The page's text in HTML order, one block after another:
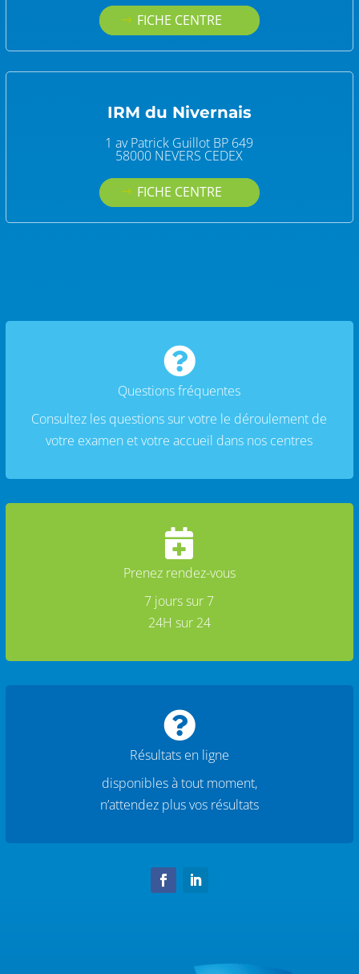
FICHE CENTRE
IRM du Nivernais
1 av Patrick Guillot BP 649
58000 NEVERS CEDEX
FICHE CENTRE

Questions fréquentes
Consultez les questions sur votre le déroulement de
votre examen et votre accueil dans nos centres

Prenez rendez-vous
7 jours sur 7
24H sur 24

Résultats en ligne
disponibles à tout moment,
n’attendez plus vos résultats